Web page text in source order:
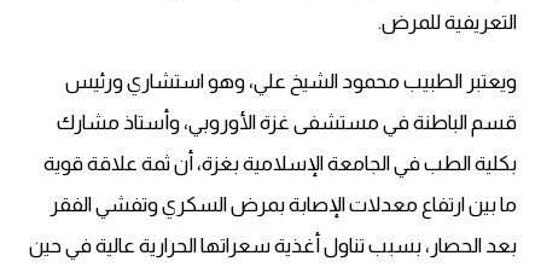
التعريفية للمرض.
ويعتبر الطبيب محمود الشيخ علي، وهو استشاري ورئيس
قسم الباطنة في مستشفى غزة الأوروبي، وأستاذ مشارك
بكلية الطب في الجامعة الإسلامية بغزة، أن ثمة علاقة قوية
ما بين ارتفاع معدلات الإصابة بمرض السكري وتفشي الفقر
بعد الحصار، بسبب تناول أغذية سعراتها الحرارية عالية في حين